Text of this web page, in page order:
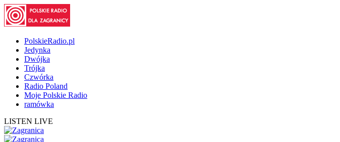
PolskieRadio.pl
Jedynka
Dwójka
Trójka
Czwórka
Radio Poland
Moje Polskie Radio
ramówka
LISTEN LIVE